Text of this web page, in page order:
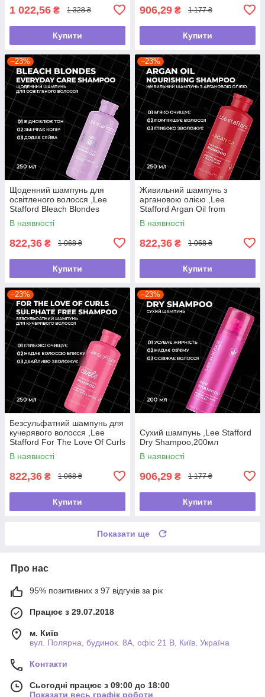
1 022,56 ₴ 1 328 ₴
Купити
906,29 ₴ 1 177 ₴
Купити
–23%
Щоденний шампунь для
освітленого волосся ,Lee
Stafford Bleach Blondes
,250мл
В наявності
822,36 ₴ 1 068 ₴
Купити
–23%
Живильний шампунь з
аргановою олією ,Lee
Stafford Argan Oil from
Morocco Nourishing Shampoo
,250мл
В наявності
822,36 ₴ 1 068 ₴
Купити
–23%
Безсульфатний шампунь для
кучерявого волосся ,Lee
Stafford For The Love Of Curls
Shampoo,250мл
В наявності
822,36 ₴ 1 068 ₴
Купити
–23%
Сухий шампунь ,Lee Stafford
Dry Shampoo,200мл
В наявності
906,29 ₴ 1 177 ₴
Купити
Показати ще
Про нас
95% позитивних з 97 відгуків за рік
Працює з 29.07.2018
м. Київ
вул. Полярна, будинок. 8А, офіс 21 В, Київ, Україна
Контакти
Сьогодні працює з 09:00 до 18:00
Показати весь графік роботи